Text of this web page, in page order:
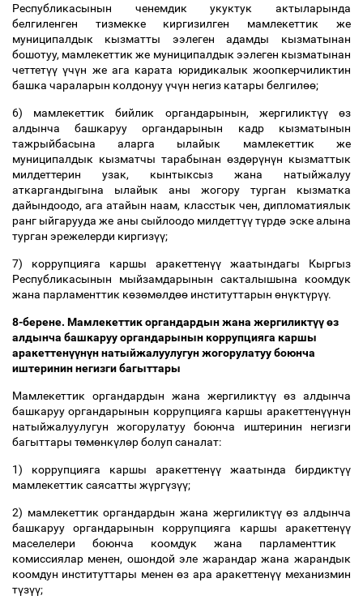
Республикасынын ченемдик укуктук актыларында
белгиленген тизмекке киргизилген мамлекеттик же
муниципалдык кызматты ээлеген адамды кызматынан
бошотуу, мамлекеттик же муниципалдык ээлеген кызматынан
четтетүү үчүн же ага карата юридикалык жоопкерчиликтин
башка чараларын колдонууүчүн негиз катары белгилөө;
6) мамлекеттик бийлик органдарынын, жергиликтүү өз
алдынча башкаруу органдарынын кадр кызматынын
тажрыйбасына аларга ылайык мамлекеттик же
муниципалдык кызматчы тарабынан өздөрүнүн кызматтык
милдеттерин узак, кынтыксыз жана натыйжалуу
аткаргандыгына ылайык аны жогору турган кызматка
дайындоодо, ага атайын наам, класстык чен, дипломатиялык
ранг ыйгарууда же аны сыйлоодо милдеттүүтүрдө эске алына
турган эрежелерди киргизүү;
7) коррупцияга каршы аракеттенүү жаатындагы Кыргыз
Республикасынын мыйзамдарынын сакталышына коомдук
жана парламенттик көзөмөлдөө институттарын өнүктүрүү.
8-берене. Мамлекеттик органдардын жана жергиликтүүөз
алдынча башкаруу органдарынын коррупцияга каршы
аракеттенүүнүн натыйжалуулугун жогорулатуу боюнча
иштеринин негизги багыттары
Мамлекеттик органдардын жана жергиликтүү өз алдынча
башкаруу органдарынын коррупцияга каршы аракеттенүүнүн
натыйжалуулугун жогорулатуу боюнча иштеринин негизги
багыттары төмөнкүлөр болуп саналат:
1) коррупцияга каршы аракеттенүү жаатында бирдиктүү
мамлекеттик саясатты жүргүзүү;
2) мамлекеттик органдардын жана жергиликтүү өз алдынча
башкаруу органдарынын коррупцияга каршы аракеттенүү
маселелери боюнча коомдук жана парламенттик
комиссиялар менен, ошондой эле жарандар жана жарандык
коомдун институттары мененөз ара аракеттенүү механизмин
түзүү;